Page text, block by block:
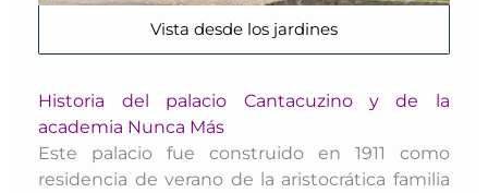
Vista desde los jardines
Historia del palacio Cantacuzino y de la
academia Nunca Más
Este palacio fue construido en 1911 como
residencia de verano de la aristocrática familia